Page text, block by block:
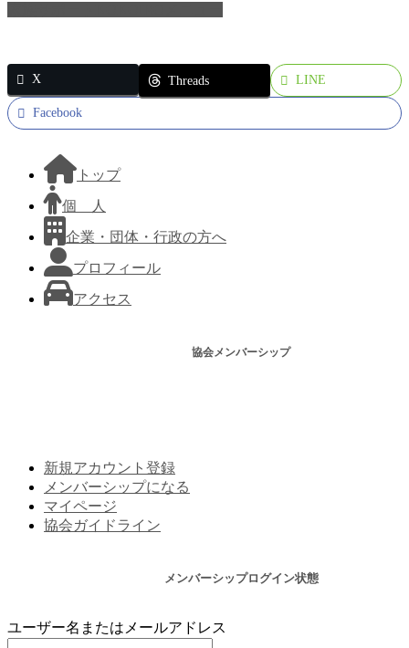
Facebook
X Threads LINE
トップ
個 人
企業・団体・行政の方へ
プロフィール
アクセス
協会メンバーシップ
新規アカウント登録
メンバーシップになる
マイページ
協会ガイドライン
メンバーシップログイン状態
ユーザー名またはメールアドレス